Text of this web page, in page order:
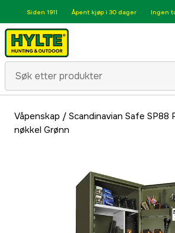
Siden 1911 Åpent kjøp i 30 dager Ingen
Våpenskap / Scandinavian Safe SP88
nøkkel Grønn